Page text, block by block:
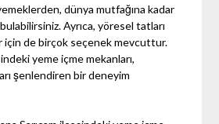
dünya mutfağına kadar
Ayrıca, yöresel tatları
için de birçok seçenek mevcuttur.
yeme içme mekanları,
şenlendiren bir deneyim